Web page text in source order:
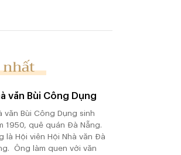
văn Bùi Công Dụng
văn Bùi Công Dụng sinh
1950, quê quán Đà Nẵng.
là Hội viên Hội Nhà văn Đà
Ông làm quen với văn